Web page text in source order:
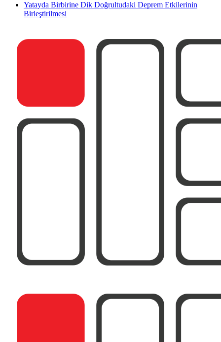
Yatayda Birbirine Dik Doğrultudaki Deprem Etkilerinin
Birleştirilmesi